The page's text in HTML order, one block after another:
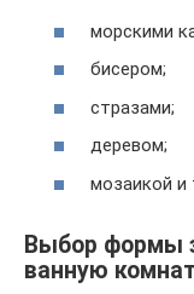
морскими
бисером;
стразами;
деревом;
мозаикой и
Выбор формы
ванную